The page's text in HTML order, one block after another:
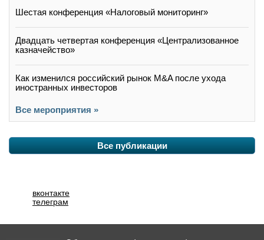
Шестая конференция «Налоговый мониторинг»
Двадцать четвертая конференция «Централизованное
казначейство»
Как изменился российский рынок M&A после ухода
иностранных инвесторов
Все мероприятия »
Все публикации
вконтакте
телеграм